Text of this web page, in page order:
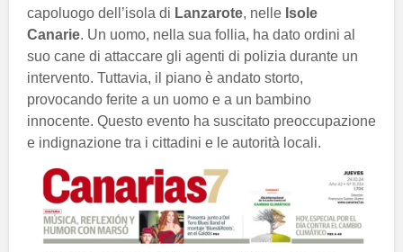
capoluogo dell’isola di Lanzarote, nelle Isole
Canarie. Un uomo, nella sua follia, ha dato ordini al
suo cane di attaccare gli agenti di polizia durante un
intervento. Tuttavia, il piano è andato storto,
provocando ferite a un uomo e a un bambino
innocente. Questo evento ha suscitato preoccupazione
e indignazione tra i cittadini e le autorità locali.